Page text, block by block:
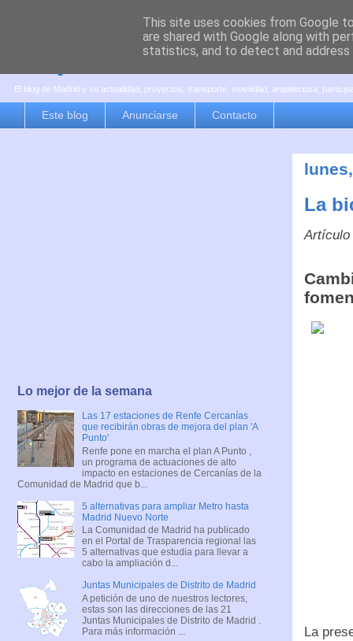
es por madrid
El blog de Madrid y su actualidad, proyectos, transporte, movilidad, arquitectura,
Este blog Anunciarse Contacto
La
Artículo
La
Lo mejor de la semana
Las 17 estaciones de Renfe Cercanías
que recibirán obras de mejora del plan 'A
Punto'
Renfe pone en marcha el plan A Punto ,
un programa de actuaciones de alto
impacto en estaciones de Cercanías de la
Comunidad de Madrid que b...
5 alternativas para ampliar Metro hasta
Madrid Nuevo Norte
La Comunidad de Madrid ha publicado
en el Portal de Trasparencia regional las
5 alternativas que estudia para llevar a
cabo la ampliación d...
Juntas Municipales de Distrito de Madrid
A petición de uno de nuestros lectores,
estas son las direcciones de las 21
Juntas Municipales de Distrito de Madrid .
Para más información ...
This site uses cookies from Google
are shared with Google along with
statistics, and to detect and address